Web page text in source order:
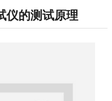
仪的测试原理